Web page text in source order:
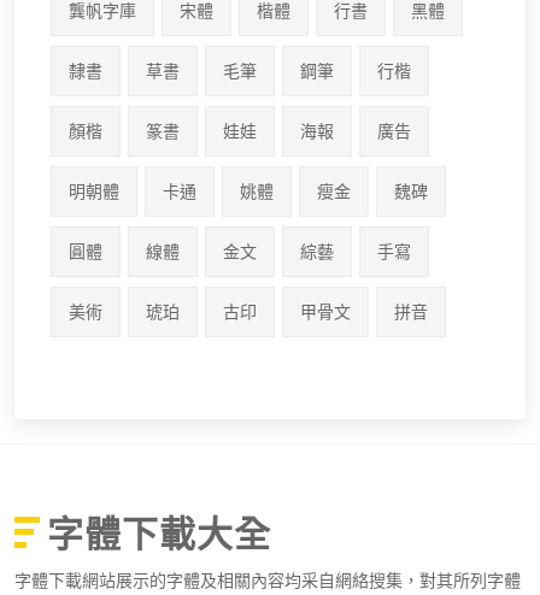
龔帆字庫 宋體 楷體 行書 黑體
隸書 草書 毛筆 鋼筆 行楷
顏楷 篆書 娃娃 海報 廣告
明朝體 卡通 姚體 瘦金 魏碑
圓體 線體 金文 綜藝 手寫
美術 琥珀 古印 甲骨文 拼音
字體下載大全
字體下載網站展示的字體及相關內容均采自網絡搜集，對其所列字體